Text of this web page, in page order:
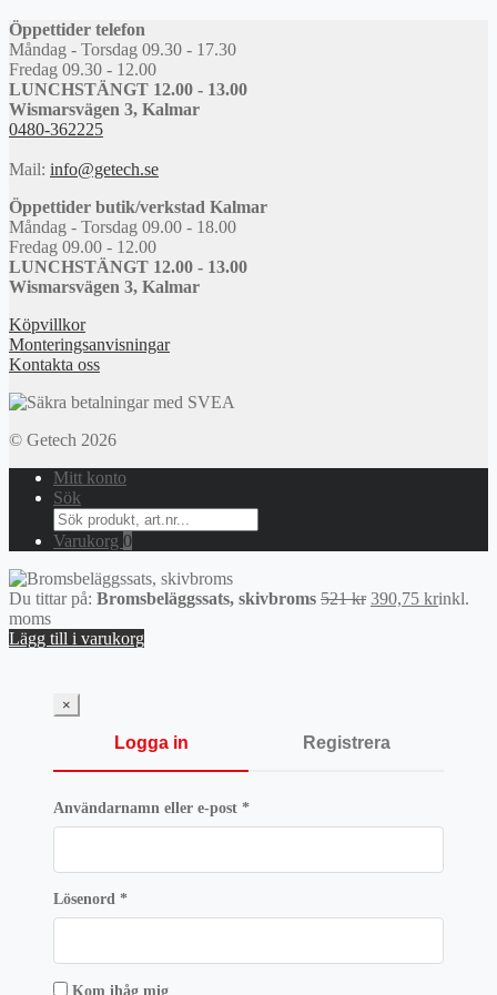
Öppettider telefon
Måndag - Torsdag 09.30 - 17.30
Fredag 09.30 - 12.00
LUNCHSTÄNGT 12.00 - 13.00
Wismarsvägen 3, Kalmar
0480-362225
Mail: info@getech.se
Öppettider butik/verkstad Kalmar
Måndag - Torsdag 09.00 - 18.00
Fredag 09.00 - 12.00
LUNCHSTÄNGT 12.00 - 13.00
Wismarsvägen 3, Kalmar
Köpvillkor
Monteringsanvisningar
Kontakta oss
© Getech 2026
Mitt konto
Sök
Search
for:
Varukorg 0
Du tittar på: Bromsbeläggssats, skivbroms 521kr Det
390,75 krDet
inkl.
moms
Lägg till i varukorg
×
Logga in Registrera
Användarnamn eller e-post *Obligatoriskt
Lösenord *Obligatoriskt
Kom ihåg mig